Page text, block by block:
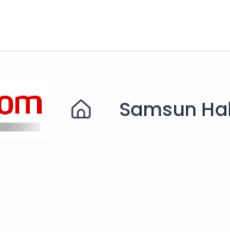
Samsun